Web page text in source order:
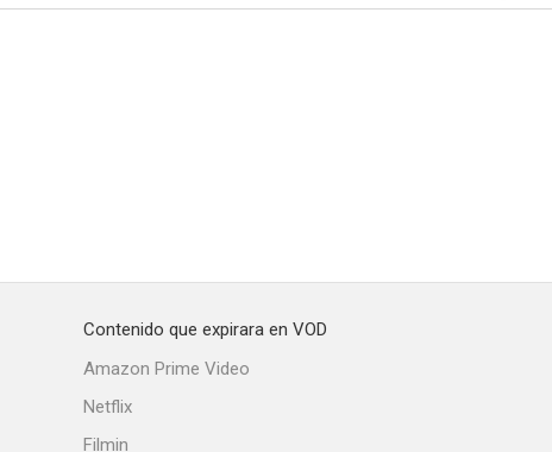
Contenido que expirara en VOD
Amazon Prime Video
Netflix
Filmin